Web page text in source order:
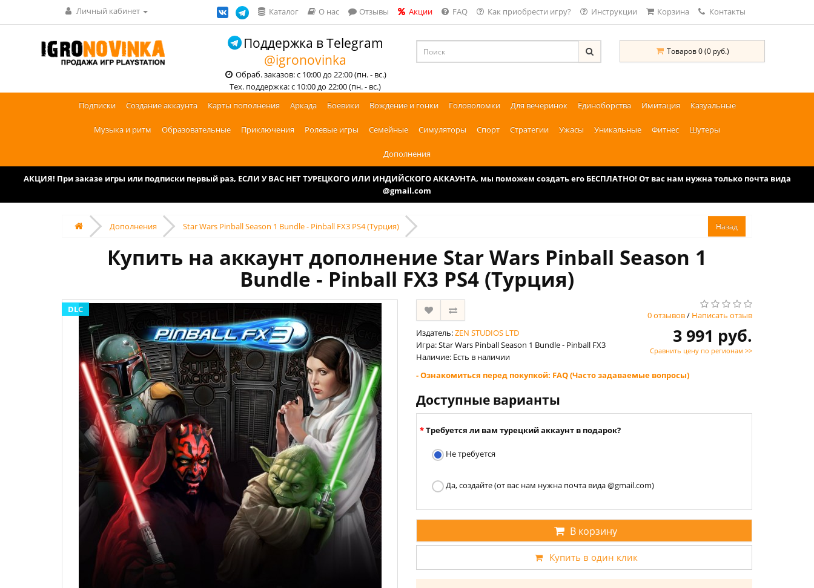
Личный кабинет Каталог О нас Отзывы Акции FAQ Как приобрести игру? Инструкции Корзина Контакты
Поддержка в Telegram
@igronovinka
Обраб. заказов: с 10:00 до 22:00 (пн. - вс.)
Тех. поддержка: с 10:00 до 22:00 (пн. - вс.)
Товаров 0 (0 руб.)
Подписки Создание аккаунта Карты пополнения Аркада Боевики Вождение и гонки Головоломки Для вечеринок Единоборства Имитация Казуальные
Музыка и ритм Образовательные Приключения Ролевые игры Семейные Симуляторы Спорт Стратегии Ужасы Уникальные Фитнес Шутеры
Дополнения
АКЦИЯ! При заказе игры или подписки первый раз, ЕСЛИ У ВАС НЕТ ТУРЕЦКОГО ИЛИ ИНДИЙСКОГО АККАУНТА, мы поможем создать его БЕСПЛАТНО! От вас нам нужна только почта вида
@gmail.com
Дополнения Star Wars Pinball Season 1 Bundle - Pinball FX3 PS4 (Турция)
Купить на аккаунт дополнение Star Wars Pinball Season 1
Bundle - Pinball FX3 PS4 (Турция)
DLC
0 отзывов/ Написать отзыв
Издатель:ZEN STUDIOS LTD
Игра: Star Wars Pinball Season 1 Bundle - Pinball FX3
Наличие: Есть в наличии
3 991 руб.
Сравнить цену по регионам >>
- Ознакомиться перед покупкой: FAQ (Часто задаваемые вопросы)
Доступные варианты
Требуется ли вам турецкий аккаунт в подарок?
Не требуется
Да, создайте (от вас нам нужна почта вида @gmail.com)
В корзину
Купить в один клик